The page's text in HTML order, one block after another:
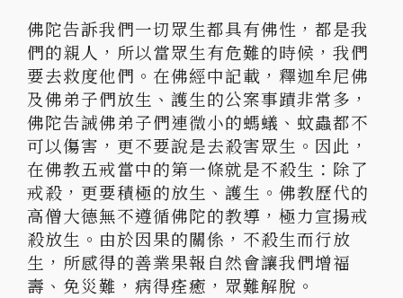
佛陀告訴我們一切眾生都具有佛性，都是我
們的親人，所以當眾生有危難的時候，我們
要去救度他們。在佛經中記載，釋迦牟尼佛
及佛弟子們放生、護生的公案事蹟非常多，
佛陀告誡佛弟子們連微小的螞蟻、蚊蟲都不
可以傷害，更不要說是去殺害眾生。因此，
在佛教五戒當中的第一條就是不殺生：除了
戒殺，更要積極的放生、護生。佛教歷代的
高僧大德無不遵循佛陀的教導，極力宣揚戒
殺放生。由於因果的關係，不殺生而行放
生，所感得的善業果報自然會讓我們增福
壽、免災難，病得痊癒，眾難解脫。